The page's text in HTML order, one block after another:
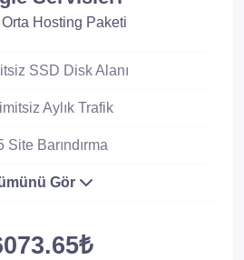
Orta Hosting Paketi
SSD Disk Alanı
Aylık Trafik
Site Barındırma
Gör